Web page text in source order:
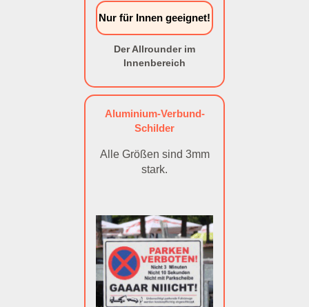
Nur für Innen geeignet!
Der Allrounder im
Innenbereich
Aluminium-Verbund-
Schilder
Alle Größen sind 3mm
stark.